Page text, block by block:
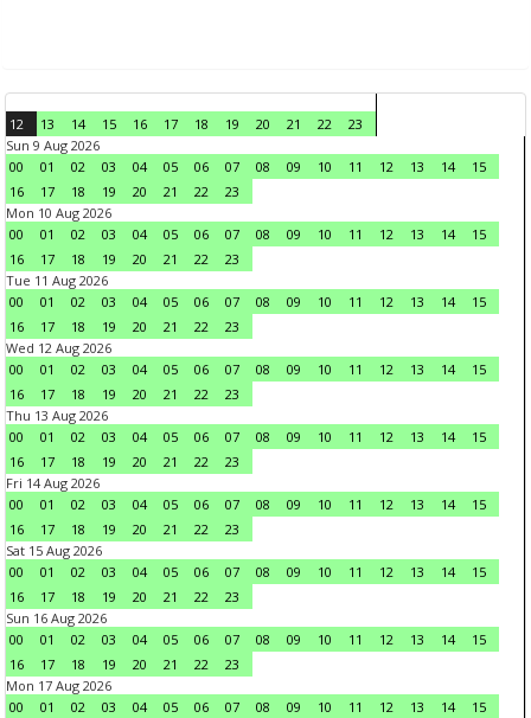
12 13 14 15 16 17 18 19 20 21 22
23
Sun 9 Aug 2026
00
01 02 03 04 05 06 07 08 09 10 11 12 13 14
15
16
17 18 19 20 21 22
23
Mon 10 Aug 2026
00
01 02 03 04 05 06 07 08 09 10 11 12 13 14
15
16
17 18 19 20 21 22
23
Tue 11 Aug 2026
00
01 02 03 04 05 06 07 08 09 10 11 12 13 14
15
16
17 18 19 20 21 22
23
Wed 12 Aug 2026
00
01 02 03 04 05 06 07 08 09 10 11 12 13 14
15
16
17 18 19 20 21 22
23
Thu 13 Aug 2026
00
01 02 03 04 05 06 07 08 09 10 11 12 13 14
15
16
17 18 19 20 21 22
23
Fri 14 Aug 2026
00
01 02 03 04 05 06 07 08 09 10 11 12 13 14
15
16
17 18 19 20 21 22
23
Sat 15 Aug 2026
00
01 02 03 04 05 06 07 08 09 10 11 12 13 14
15
16
17 18 19 20 21 22
23
Sun 16 Aug 2026
00
01 02 03 04 05 06 07 08 09 10 11 12 13 14
15
16
17 18 19 20 21 22
23
Mon 17 Aug 2026
00
01 02 03 04 05 06 07 08 09 10 11 12 13 14 15